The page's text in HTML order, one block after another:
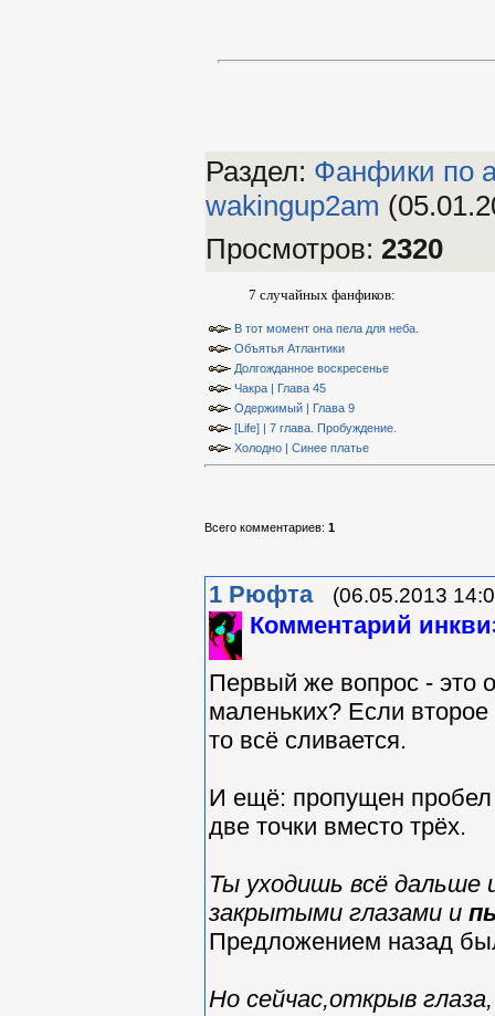
Раздел: Фанфики по
wakingup2am
Просмотров: 2320
7 случайных фанфиков:
В тот момент она пела для неба.
Объятья Атлантики
Долгожданное воскресенье
Чакра | Глава 45
Одержимый | Глава 9
[Life] | 7 глава. Пробуждение.
Холодно | Синее платье
Всего комментариев: 1
1 Рюфта (06.05.2013
Комментарий
Первый же вопрос - это
маленьких? Если
то всё сливается.
И ещё: пропущен пробел
две точки вместо трёх.
Ты уходишь всё
закрытыми глазами и
Предложением назад
Но сейчас,открыв